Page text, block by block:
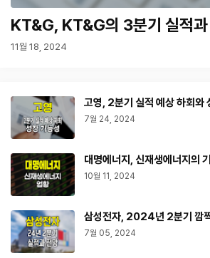
KT&G, KT&G의 3분기 실적과
11월 18, 2024
고영, 2분기 실적 예상 하회와
7월 24, 2024
대명에너지, 신재생에너지의
10월 11, 2024
삼성전자, 2024년 2분기 깜
7월 05, 2024